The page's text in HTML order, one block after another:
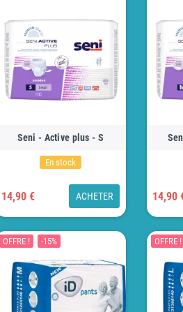
Seni - Active plus - S
En stock
14,90 € ACHETER 14,90
OFFRE ! -15% OFFRE !